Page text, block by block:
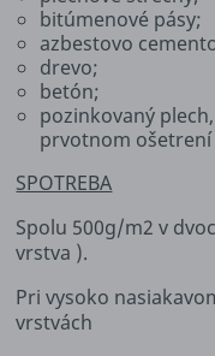
bitúmenové pásy;
azbestovo
drevo;
betón;
pozinkovaný
prvotnom
SPOTREBA
Spolu 500g/m2 v
vrstva ).
Pri vysoko
vrstvách